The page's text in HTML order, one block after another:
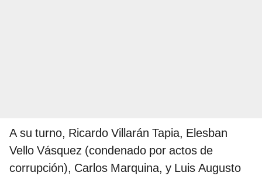
A su turno, Ricardo Villarán Tapia, Elesban
Vello Vásquez (condenado por actos de
corrupción), Carlos Marquina, y Luis Augusto